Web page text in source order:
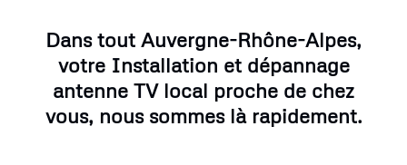
Dans tout Auvergne-Rhône-Alpes,
votre Installation et dépannage
antenne TV local proche de chez
vous, nous sommes là rapidement.